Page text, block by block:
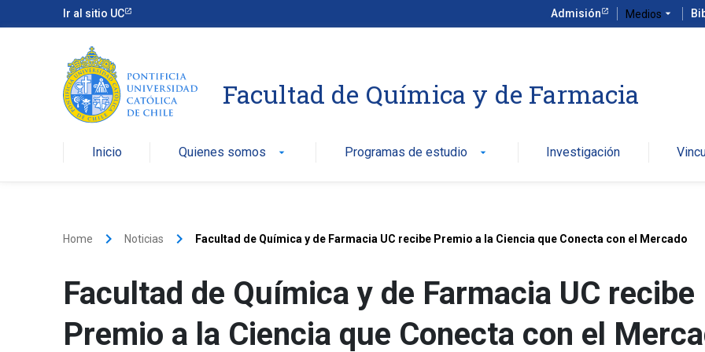
Ir al sitio UC Admisión Medios arrow_drop_down
Facultad de Química y de Farmacia
Inicio Quienes somos arrow_drop_down Programas de estudio arrow_drop_down Investigación
Home keyboard_arrow_right Noticias keyboard_arrow_right Facultad de Química y de Farmacia UC recibe Premio a la Ciencia que Conecta con el Mercado
Facultad de Química y de Farmacia UC recibe
Premio a la Ciencia que Conecta con el